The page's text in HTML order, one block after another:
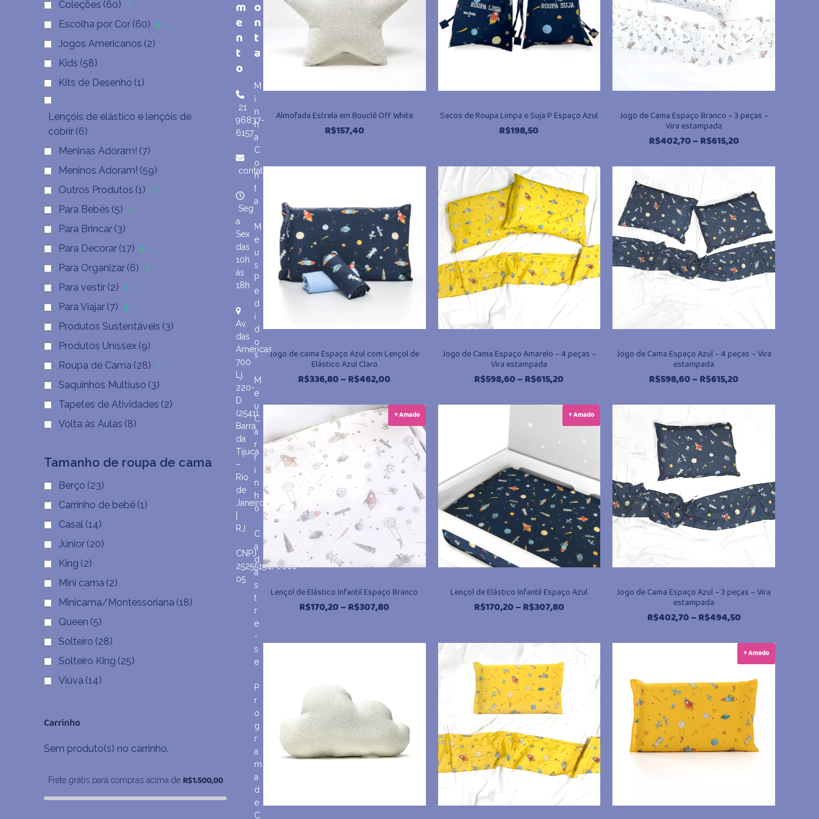
Almofada Estrela em Bouclê Off White
R$157,40
Sacos de Roupa Limpa e Suja P Espaço Azul
R$198,50
Jogo de Cama Espaço Branco – 3 peças –
Vira estampada
R$402,70–R$615,20Faixa
preço:
através
R$615,20
Jogo de cama Espaço Azul com Lençol de
Elástico Azul Claro
R$336,80–R$462,00
preço:
R$336,80
através
R$462,00
Jogo de Cama Espaço Amarelo – 4 peças –
Vira estampada
R$598,60–R$615,20
preço:
R$598,60
R$615,20
Jogo de Cama Espaço Azul – 4 peças – Vira
estampada
R$598,60–R$615,20
preço:
+ Amado
Lençol de Elástico Infantil Espaço Branco
R$170,20–R$307,80
R$170,20
+ Amado
Lençol de Elástico Infantil Espaço Azul
R$170,20–R$307,80Faixa
R$170,20
através
R$307,80
Jogo de Cama Espaço Azul – 3 peças – Vira
estampada
R$402,70–R$494,50Faixa
preço:
R$402,70
R$494,50
+ Amado
Coleções (60)
Escolha por Cor (60)
Jogos Americanos (2)
Kids (58)
Kits de Desenho (1)
Lençóis de elástico e lençóis de
cobrir (6)
Meninas Adoram! (7)
Meninos Adoram! (59)
Outros Produtos (1)
Para Bebês (5)
Para Brincar (3)
Para Decorar (17)
Para Organizar (6)
Para vestir (2)
Para Viajar (7)
Produtos Sustentáveis (3)
Produtos Unissex (9)
Roupa de Cama (28)
Saquinhos Multiuso (3)
Tapetes de Atividades (2)
Volta às Aulas (8)
Tamanho de roupa de cama
Berço (23)
Carrinho de bebê (1)
Casal (14)
Júnior (20)
King (2)
Mini cama (2)
Minicama/Montessoriana (18)
Queen (5)
Solteiro (28)
Solteiro King (25)
Viúva (14)
Carrinho
Sem produto(s) no carrinho.
Frete grátis para compras acima de R$1.500,00
m
e
n
t
o
21
96837-
6157
contato@miudo.com.br
Seg
a
Sex
das
10h
às
18h
Av.
das
Américas,
700
Lj.
220-
D
(2541)
Barra
da
Tijuca
–
Rio
de
Janeiro
RJ
CNPJ
25255194/0001-
05
o
n
t
a
M
i
n
h
a
C
o
n
t
a
M
e
u
s
P
e
d
i
d
o
s
M
e
u
C
a
r
r
i
n
h
o
C
a
d
a
s
t
r
e
-
s
e
P
r
o
g
r
a
m
a
d
e
C